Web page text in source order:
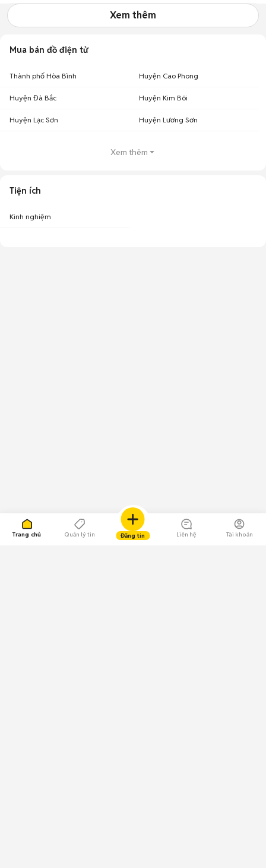
Trang chủ Quản lý tin Đăng tin Liên hệ Tài khoản
Xem thêm
Mua bán đồ điện tử
Thành phố Hòa Bình Huyện Cao Phong
Huyện Đà Bắc Huyện Kim Bôi
Huyện Lạc Sơn Huyện Lương Sơn
Xem thêm
Tiện ích
Kinh nghiệm